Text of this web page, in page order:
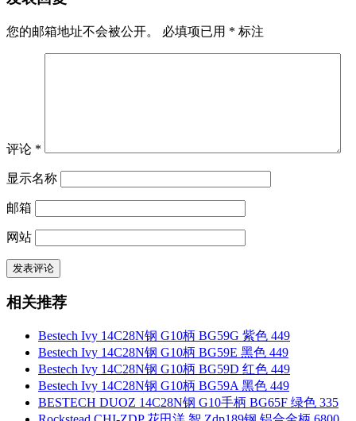
您的邮箱地址不会被公开。 必填项已用 * 标注
评论 *
显示名称
邮箱
网站
相关推荐
Bestech Ivy 14C28N钢 G10柄 BG59G 紫色 449
Bestech Ivy 14C28N钢 G10柄 BG59E 黑色 449
Bestech Ivy 14C28N钢 G10柄 BG59D 红色 449
Bestech Ivy 14C28N钢 G10柄 BG59A 黑色 449
BESTECH DUOZ 14C28N钢 G10手柄 BG65F 绿色 335